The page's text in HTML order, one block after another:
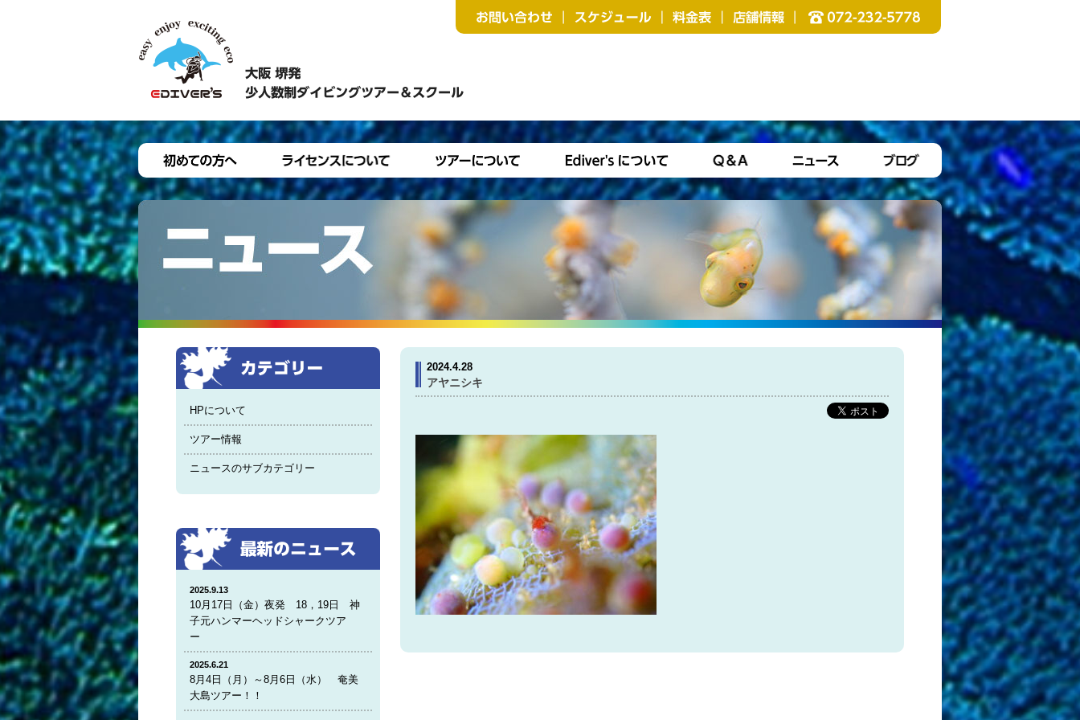
2024.4.28
アヤニシキ
HPについて
ツアー情報
ニュースのサブカテゴリー
2025.9.13
10月17日（金）夜発 18，19日 神
子元ハンマーヘッドシャークツア
ー
2025.6.21
8月4日（月）～8月6日（水） 奄美
大島ツアー！！